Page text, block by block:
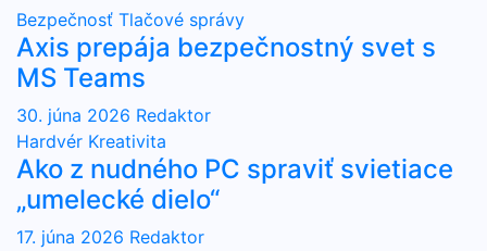
Bezpečnosť Tlačové správy
Axis prepája bezpečnostný svet s
MS Teams
30. júna 2026 Redaktor
Hardvér Kreativita
Ako z nudného PC spraviť svietiace
„umelecké dielo“
17. júna 2026 Redaktor